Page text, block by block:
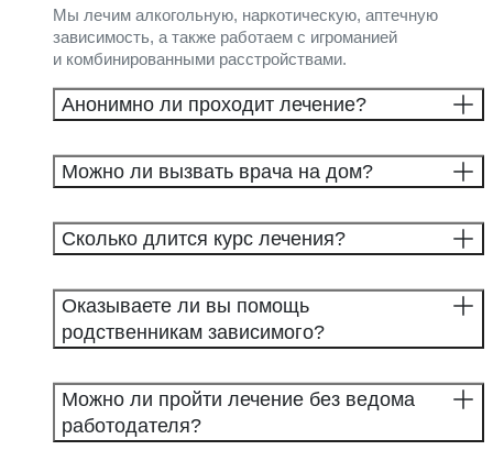
Мы лечим алкогольную, наркотическую, аптечную
зависимость, а также работаем с игроманией
и комбинированными расстройствами.
Анонимно ли проходит лечение?
Можно ли вызвать врача на дом?
Сколько длится курс лечения?
Оказываете ли вы помощь
родственникам зависимого?
Можно ли пройти лечение без ведома
работодателя?